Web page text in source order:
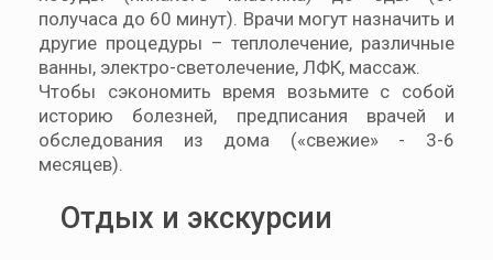
получаса до 60 минут). Врачи могут назначить и
другие процедуры – теплолечение, различные
ванны, электро-светолечение, ЛФК, массаж.
Чтобы сэкономить время возьмите с собой
историю болезней, предписания врачей и
обследования из дома («свежие» - 3-6
месяцев).
Отдых и экскурсии